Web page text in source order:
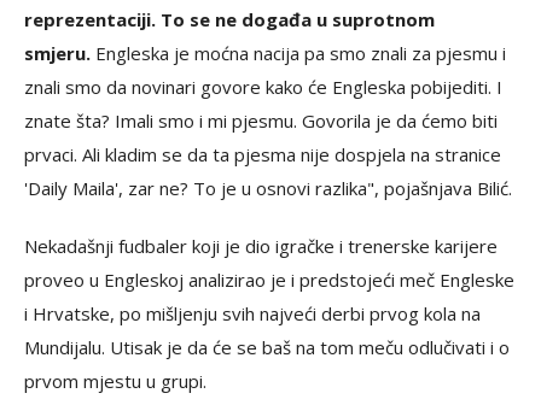
reprezentaciji. To se ne događa u suprotnom
smjeru. Engleska je moćna nacija pa smo znali za pjesmu i
znali smo da novinari govore kako će Engleska pobijediti. I
znate šta? Imali smo i mi pjesmu. Govorila je da ćemo biti
prvaci. Ali kladim se da ta pjesma nije dospjela na stranice
'Daily Maila', zar ne? To je u osnovi razlika", pojašnjava Bilić.
Nekadašnji fudbaler koji je dio igračke i trenerske karijere
proveo u Engleskoj analizirao je i predstojeći meč Engleske
i Hrvatske, po mišljenju svih najveći derbi prvog kola na
Mundijalu. Utisak je da će se baš na tom meču odlučivati i o
prvom mjestu u grupi.